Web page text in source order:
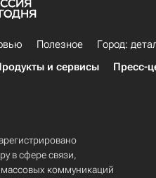
Полезное
Город:
и сервисы Пресс-
в сфере связи,
коммуникаций